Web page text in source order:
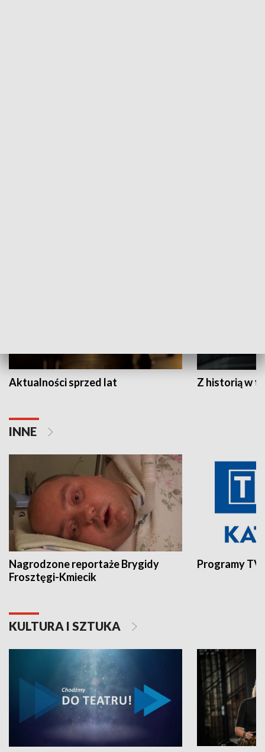
Aktualności sprzed lat Z historią w
INNE
Nagrodzone reportaże Brygidy
Frosztęgi-Kmiecik
Programy
KULTURA I SZTUKA